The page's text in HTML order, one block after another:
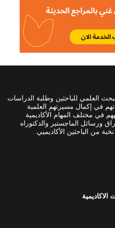
العلمي للباحثين وطلبة الدراسات
في إكمال مسيرتهم العلمية
في مختلف المهام الأكاديمية
ورسائل الماجستير والدكتوراه
من الباحثين الأكاديميي.